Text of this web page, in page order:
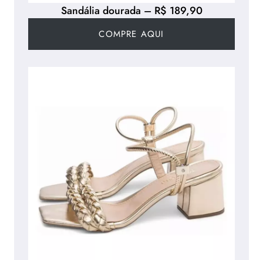
Sandália dourada – R$ 189,90
COMPRE AQUI